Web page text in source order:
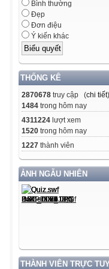
Bình thường
Đẹp
Đơn điệu
Ý kiến khác
THỐNG KÊ
2870678 truy cập (chi tiết)
1484 trong hôm nay
4311224 lượt xem
1520 trong hôm nay
1227 thành viên
ẢNH NGẪU NHIÊN
THÀNH VIÊN TRỰC